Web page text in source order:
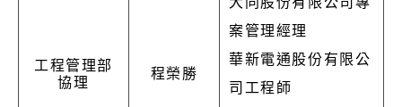
工程管理部
協理
程榮勝
案管理經理
華新電通股份有限公
司工程師